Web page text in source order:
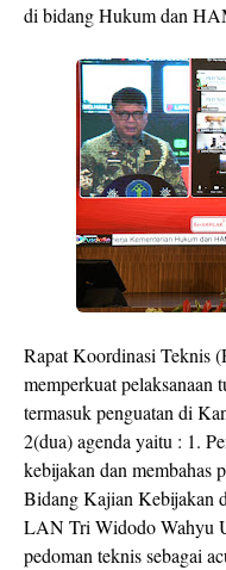
di bidang Hukum dan
Rapat Koordinasi Teknis
memperkuat
termasuk penguatan di
2(dua) agenda yaitu : 1.
kebijakan dan membahas
Bidang Kajian Kebijakan
LAN Tri Widodo Wahyu
pedoman teknis sebagai